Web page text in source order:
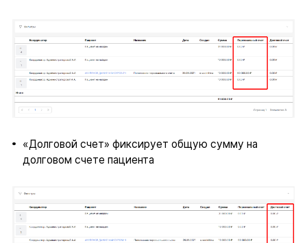
«Долговой счет» фиксирует общую сумму на
долговом счете пациента